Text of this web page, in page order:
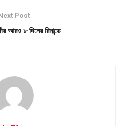
Post
আরও ৮ দিনের রিমান্ডে